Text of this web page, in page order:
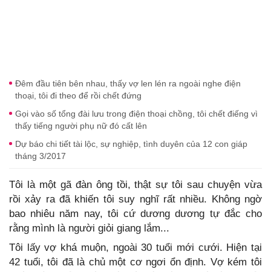
Đêm đầu tiên bên nhau, thấy vợ len lén ra ngoài nghe điện
thoại, tôi đi theo để rồi chết đứng
Gọi vào số tổng đài lưu trong điện thoại chồng, tôi chết điếng vì
thấy tiếng người phụ nữ đó cất lên
Dự báo chi tiết tài lộc, sự nghiệp, tình duyên của 12 con giáp
tháng 3/2017
Tôi là một gã đàn ông tồi, thật sự tôi sau chuyện vừa
rồi xảy ra đã khiến tôi suy nghĩ rất nhiều. Không ngờ
bao nhiêu năm nay, tôi cứ dương dương tự đắc cho
rằng mình là người giỏi giang lắm...
Tôi lấy vợ khá muộn, ngoài 30 tuổi mới cưới. Hiện tại
42 tuổi, tôi đã là chủ một cơ ngơi ổn định. Vợ kém tôi